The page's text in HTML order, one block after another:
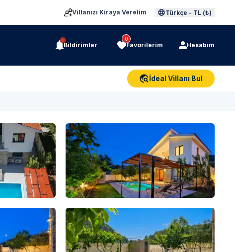
Villanızı Kiraya Verelim Türkçe - TL (₺)
Bildirimler
0
Favorilerim Hesabım
İdeal Villanı Bul